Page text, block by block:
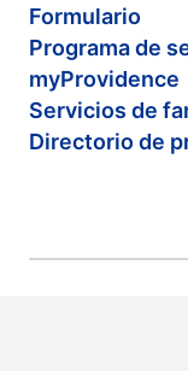
Formulario
Programa de
myProvidence
Servicios de
Directorio de